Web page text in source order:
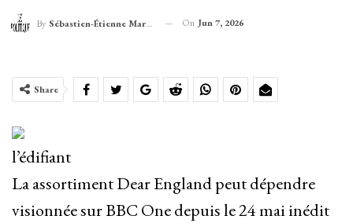
By Sébastien-Étienne Marechal On Jun 7, 2026
Share
l’édifiant
La assortiment Dear England peut dépendre
visionnée sur BBC One depuis le 24 mai inédit